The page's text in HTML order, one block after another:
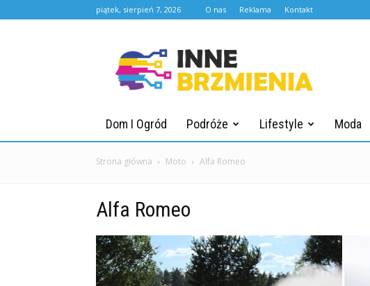
piątek, sierpień 7, 2026 O nas Reklama Kontakt
Dom I Ogród Podróże Lifestyle Moda
Strona główna Moto Alfa Romeo
Alfa Romeo